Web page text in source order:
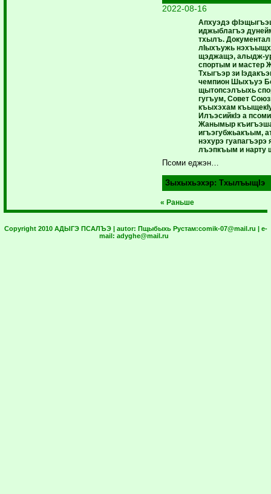
2022-08-16
Апхуэдэ
иджыблагъэ
тхылъ.
лIыхъужь
щэджащэ, алыдж-
спортым и мастер
Тхыгъэр зи
чемпион Шыхъуэ
щытопсэлъыхь
гугъум, Совет
къыхэхам
ИлъэсийкIэ а
Жанымыр
игъэгубжьакъым,
нэхурэ
лъэпкъым и нарту
Псоми еджэн…
Зыхыхьэхэр:ТхылъыщIэ
« Раньше
Copyright 2010 АДЫГЭ ПСАЛЪЭ | autor: Пщыбыхь Рустам:comik-07@mail.ru | e-
mail: adyghe@mail.ru